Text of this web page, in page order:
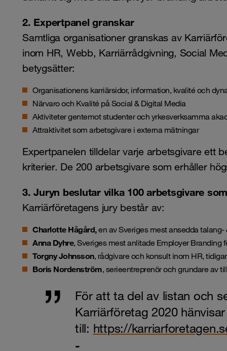
2. Expertpanel granskar
Samtliga organisationer granskas av
inom HR, Webb, Karriärrådgivning, Social
betygsätter:
Organisationens karriärsidor, information, kvalité och
Närvaro och Kvalité på Social & Digital Media
Aktiviteter gentemot studenter och yrkesverksamma
Attraktivitet som arbetsgivare i externa mätningar
Expertpanelen tilldelar varje arbetsgivare ett
kriterier. De 200 arbetsgivare som erhåller
3. Juryn beslutar vilka 100 arbetsgivare
Karriärföretagens jury består av:
Charlotte Hågård,en av Sveriges mest ansedda talang-
Anna Dyhre, Sveriges mest anlitade Employer Branding
Torgny Johnsson, rådgivare och konsult inom HR,
Boris Nordenström, serieentreprenör och grundare av
För att ta del av listan och
Karriärföretag 2020
till: https://